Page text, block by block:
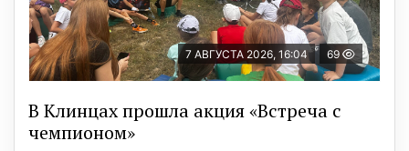
7 АВГУСТА 2026, 16:04 69
В Клинцах прошла акция «Встреча с
чемпионом»